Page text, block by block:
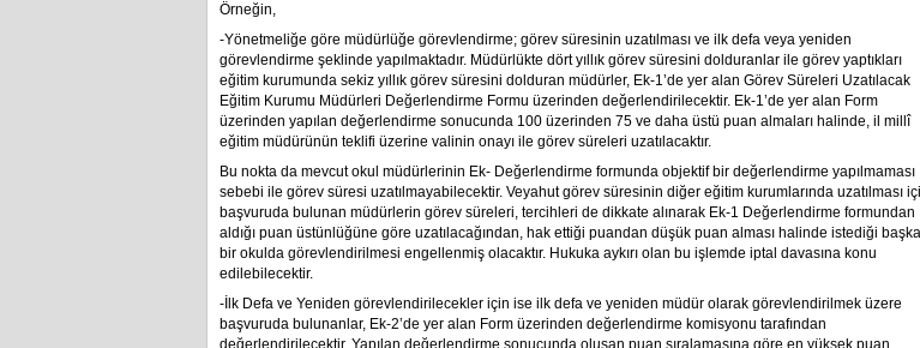
Örneğin,
-Yönetmeliğe göre müdürlüğe görevlendirme; görev süresinin uzatılması ve ilk defa veya yeniden
görevlendirme şeklinde yapılmaktadır. Müdürlükte dört yıllık görev süresini dolduranlar ile görev yaptıkları
eğitim kurumunda sekiz yıllık görev süresini dolduran müdürler, Ek-1’de yer alan Görev Süreleri Uzatılacak
Eğitim Kurumu Müdürleri Değerlendirme Formu üzerinden değerlendirilecektir. Ek-1’de yer alan Form
üzerinden yapılan değerlendirme sonucunda 100 üzerinden 75 ve daha üstü puan almaları halinde, il millî
eğitim müdürünün teklifi üzerine valinin onayı ile görev süreleri uzatılacaktır.
Bu nokta da mevcut okul müdürlerinin Ek- Değerlendirme formunda objektif bir değerlendirme yapılmaması
sebebi ile görev süresi uzatılmayabilecektir. Veyahut görev süresinin diğer eğitim kurumlarında uzatılması
başvuruda bulunan müdürlerin görev süreleri, tercihleri de dikkate alınarak Ek-1 Değerlendirme formundan
aldığı puan üstünlüğüne göre uzatılacağından, hak ettiği puandan düşük puan alması halinde istediği başka
bir okulda görevlendirilmesi engellenmiş olacaktır. Hukuka aykırı olan bu işlemde iptal davasına konu
edilebilecektir.
-İlk Defa ve Yeniden görevlendirilecekler için ise ilk defa ve yeniden müdür olarak görevlendirilmek üzere
başvuruda bulunanlar, Ek-2’de yer alan Form üzerinden değerlendirme komisyonu tarafından
değerlendirilecektir. Yapılan değerlendirme sonucunda oluşan puan sıralamasına göre en yüksek puan